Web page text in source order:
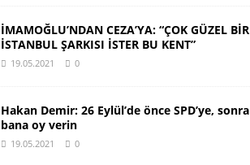
İMAMOĞLU’NDAN CEZA’YA: “ÇOK GÜZEL BİR
İSTANBUL ŞARKISI İSTER BU KENT”
19.05.2021 0
Hakan Demir: 26 Eylül’de önce SPD’ye, sonra
bana oy verin
19.05.2021 0